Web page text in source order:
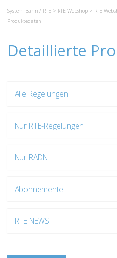
System Bahn / RTE > RTE-Webshop > RTE-
Produktedaten
Detaillierte
Alle Regelungen
Nur RTE-Regelungen
Nur RADN
Abonnemente
RTE NEWS